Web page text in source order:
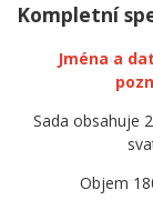
Kompletní
Jména a
Sada obsahuje
Objem